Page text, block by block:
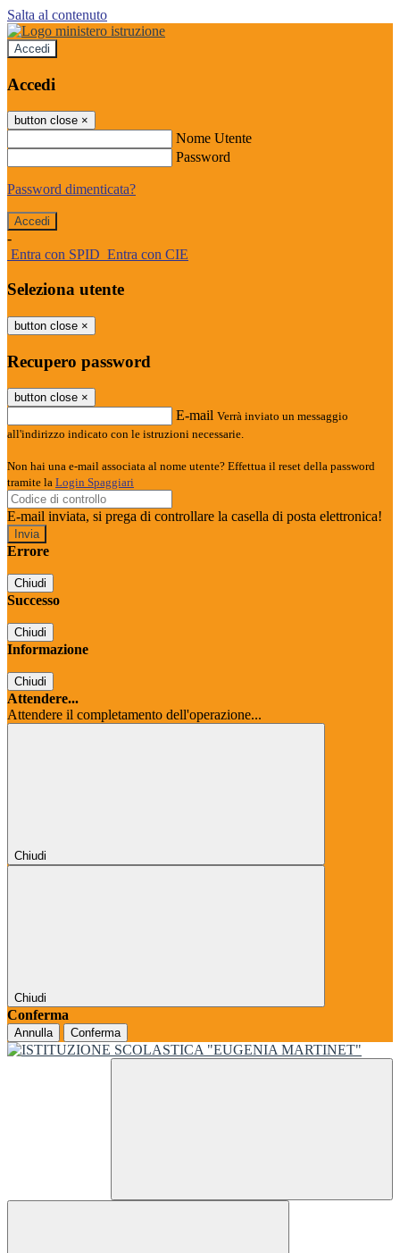
Salta al contenuto
Accedi
Accedi
button close ×
Nome Utente
Password
Password dimenticata?
-
Entra con SPID Entra con CIE
Seleziona utente
button close ×
Recupero password
button close ×
E-mail Verrà inviato un messaggio
all'indirizzo indicato con le istruzioni necessarie.
Non hai una e-mail associata al nome utente? Effettua il reset della password
tramite la Login Spaggiari
E-mail inviata, si prega di controllare la casella di posta elettronica!
Errore
Chiudi
Successo
Chiudi
Informazione
Chiudi
Attendere...
Attendere il completamento dell'operazione...
Chiudi
Chiudi
Conferma
Annulla Conferma